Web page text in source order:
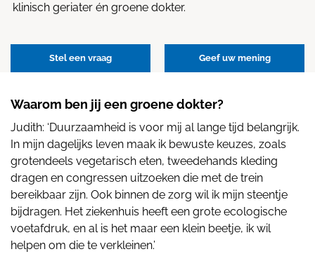
klinisch geriater én groene dokter.
Stel een vraag Geef uw mening
Waarom ben jij een groene dokter?
Judith: ‘Duurzaamheid is voor mij al lange tijd belangrijk.
In mijn dagelijks leven maak ik bewuste keuzes, zoals
grotendeels vegetarisch eten, tweedehands kleding
dragen en congressen uitzoeken die met de trein
bereikbaar zijn. Ook binnen de zorg wil ik mijn steentje
bijdragen. Het ziekenhuis heeft een grote ecologische
voetafdruk, en al is het maar een klein beetje, ik wil
helpen om die te verkleinen.’